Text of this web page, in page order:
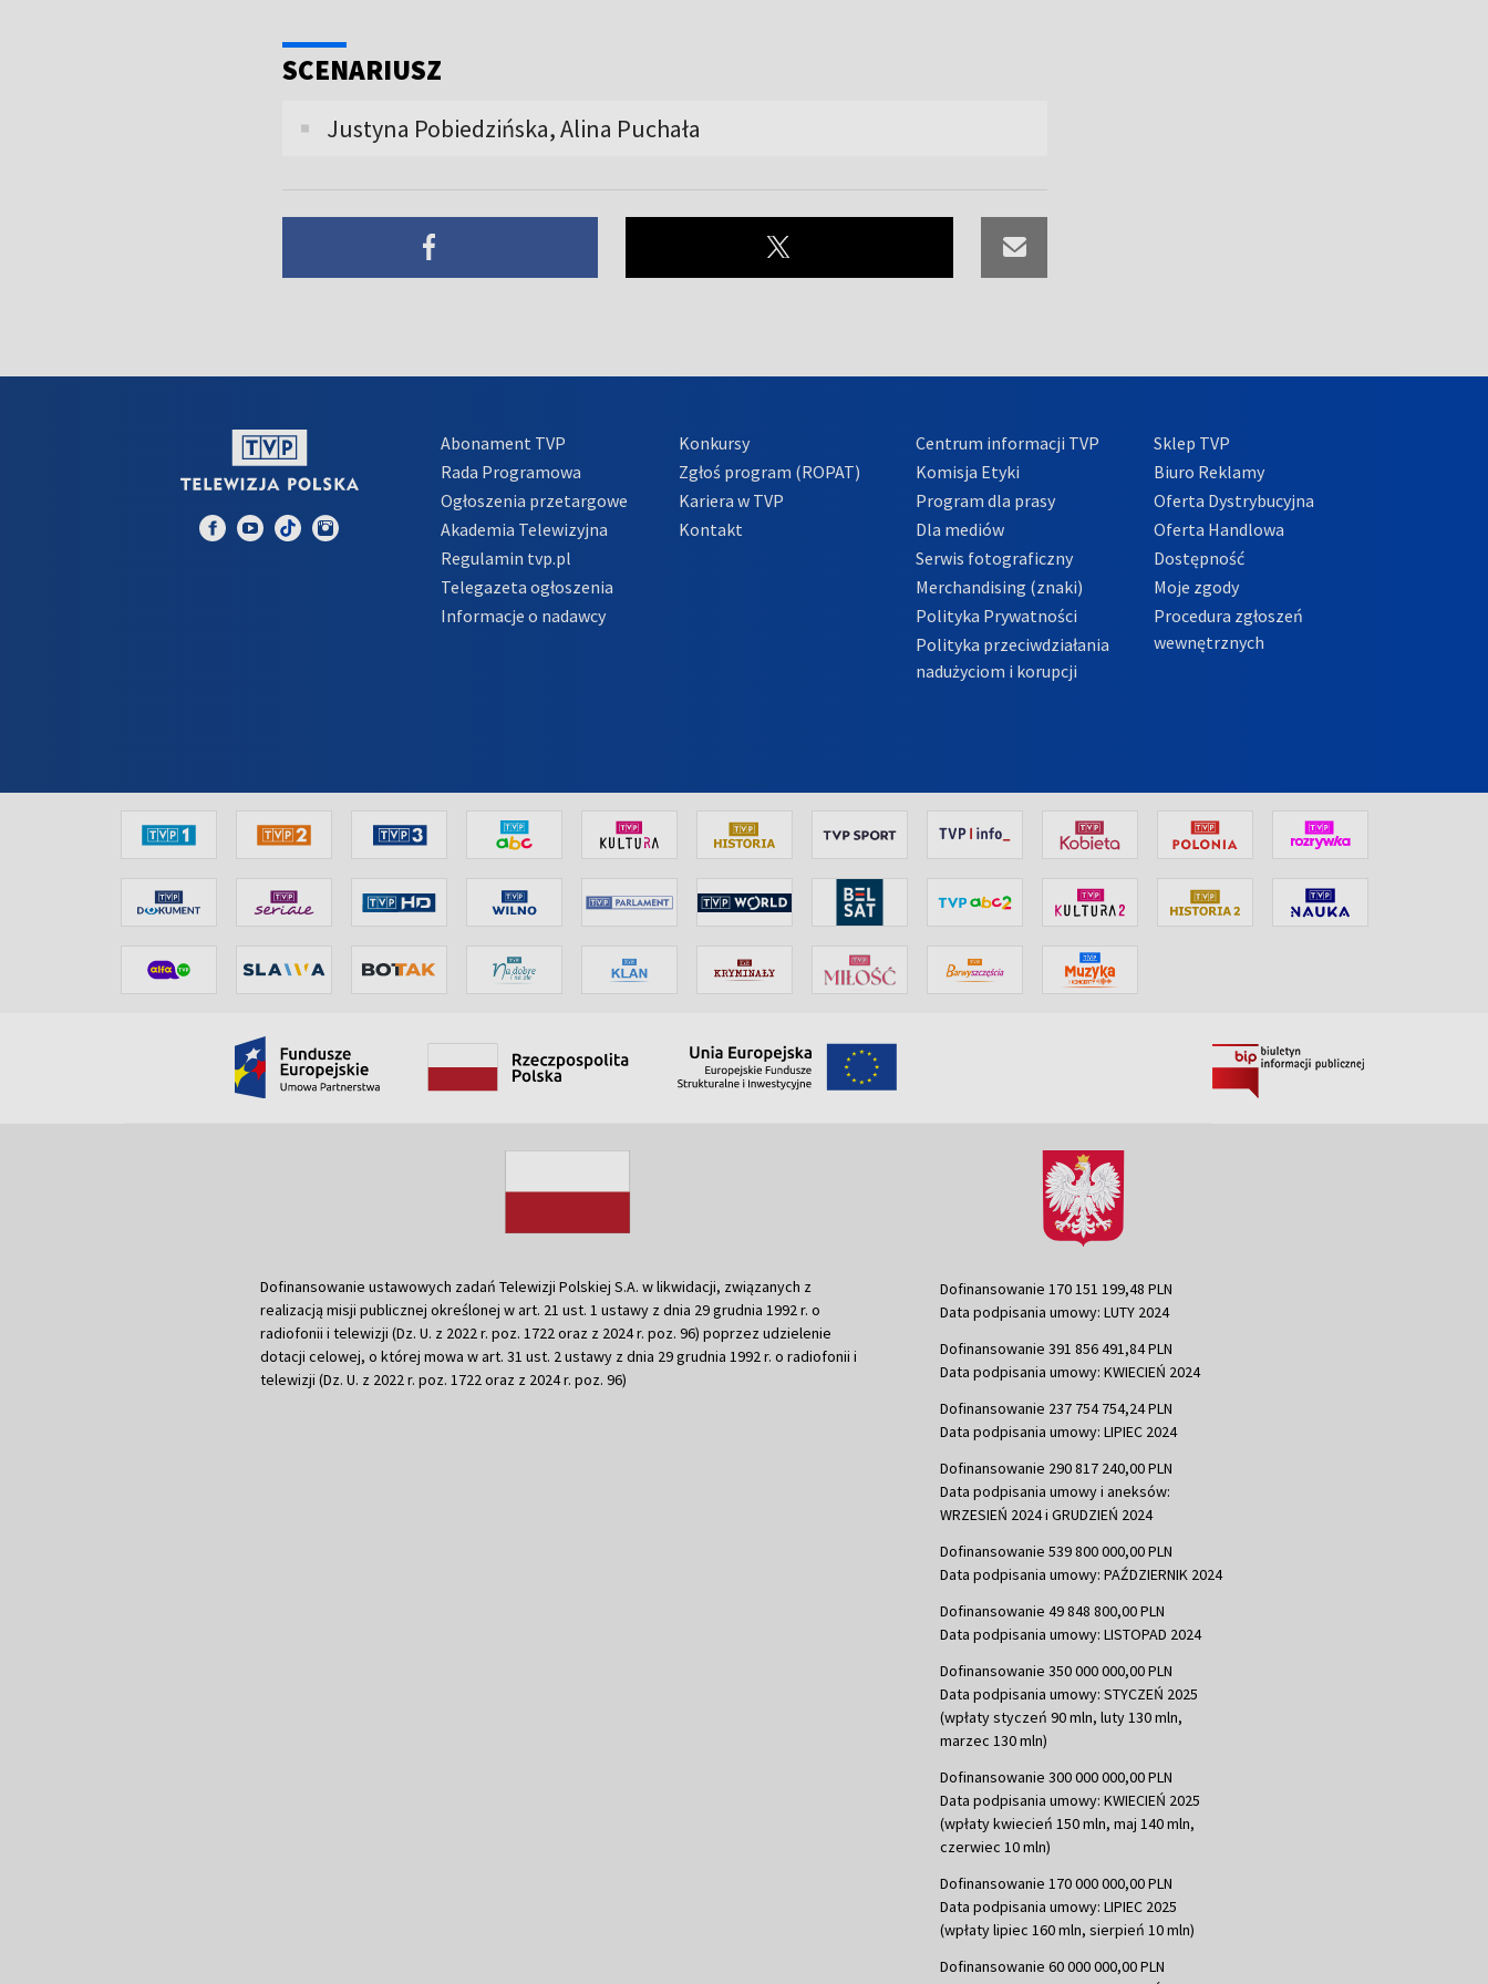
SCENARIUSZ
Justyna Pobiedzińska, Alina Puchała
Abonament TVP
Rada Programowa
Ogłoszenia przetargowe
Akademia Telewizyjna
Regulamin tvp.pl
Telegazeta ogłoszenia
Informacje o nadawcy
Konkursy
Zgłoś program (ROPAT)
Kariera w TVP
Kontakt
Centrum informacji TVP
Komisja Etyki
Program dla prasy
Dla mediów
Serwis fotograficzny
Merchandising (znaki)
Polityka Prywatności
Polityka przeciwdziałania
nadużyciom i korupcji
Sklep TVP
Biuro Reklamy
Oferta Dystrybucyjna
Oferta Handlowa
Dostępność
Moje zgody
Procedura zgłoszeń
wewnętrznych
Dofinansowanie ustawowych zadań Telewizji Polskiej S.A. w likwidacji, związanych z
realizacją misji publicznej określonej w art. 21 ust. 1 ustawy z dnia 29 grudnia 1992 r. o
radiofonii i telewizji (Dz. U. z 2022 r. poz. 1722 oraz z 2024 r. poz. 96) poprzez udzielenie
dotacji celowej, o której mowa w art. 31 ust. 2 ustawy z dnia 29 grudnia 1992 r. o radiofonii i
telewizji (Dz. U. z 2022 r. poz. 1722 oraz z 2024 r. poz. 96)
Dofinansowanie 170 151 199,48 PLN
Data podpisania umowy: LUTY 2024
Dofinansowanie 391 856 491,84 PLN
Data podpisania umowy: KWIECIEŃ 2024
Dofinansowanie 237 754 754,24 PLN
Data podpisania umowy: LIPIEC 2024
Dofinansowanie 290 817 240,00 PLN
Data podpisania umowy i aneksów:
WRZESIEŃ 2024 i GRUDZIEŃ 2024
Dofinansowanie 539 800 000,00 PLN
Data podpisania umowy: PAŹDZIERNIK 2024
Dofinansowanie 49 848 800,00 PLN
Data podpisania umowy: LISTOPAD 2024
Dofinansowanie 350 000 000,00 PLN
Data podpisania umowy: STYCZEŃ 2025
(wpłaty styczeń 90 mln, luty 130 mln,
marzec 130 mln)
Dofinansowanie 300 000 000,00 PLN
Data podpisania umowy: KWIECIEŃ 2025
(wpłaty kwiecień 150 mln, maj 140 mln,
czerwiec 10 mln)
Dofinansowanie 170 000 000,00 PLN
Data podpisania umowy: LIPIEC 2025
(wpłaty lipiec 160 mln, sierpień 10 mln)
Dofinansowanie 60 000 000,00 PLN